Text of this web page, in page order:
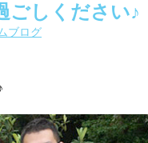
ごしください♪
ブログ